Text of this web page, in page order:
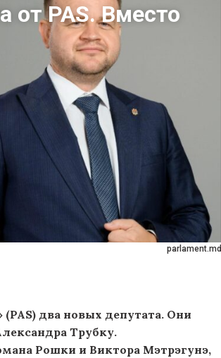
parlament.md
от PAS. Вместо
два новых депутата. Они
Трубку.
Рошки и Виктора Мэтрэгунэ,